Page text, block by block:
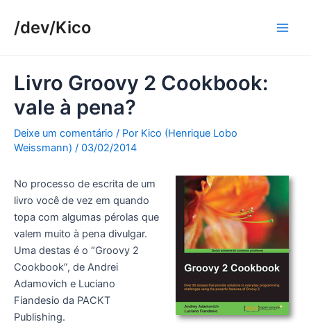
para/dev/Kico
Livro Groovy 2 Cookbook:
vale à pena?
Deixe um comentário / Por Kico (Henrique Lobo
Weissmann) / 03/02/2014
No processo de escrita de um
livro você de vez em quando
topa com algumas pérolas que
valem muito à pena divulgar.
Uma destas é o “Groovy 2
Cookbook”, de Andrei
Adamovich e Luciano
Fiandesio da PACKT
Publishing.